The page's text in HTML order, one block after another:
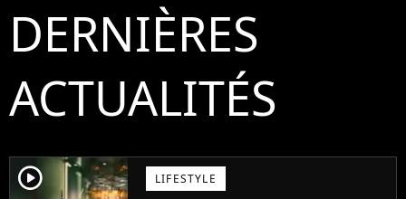
DERNIÈRES
ACTUALITÉS
player2 LIFESTYLE